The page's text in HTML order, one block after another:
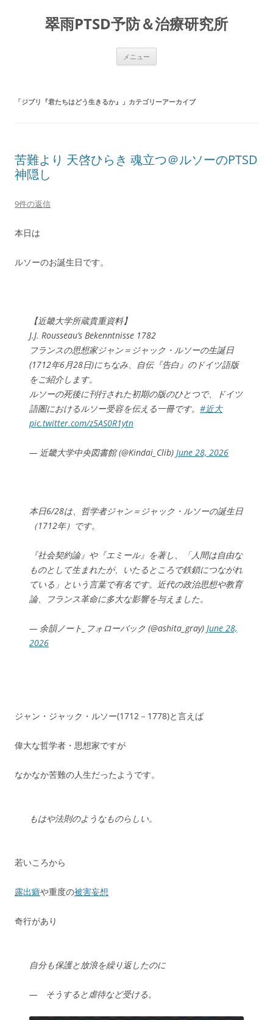
翠雨PTSD予防＆治療研究所
メニュー
「ジブリ『君たちはどう生きるか』 」カテゴリーアーカイブ
苦難より 天啓ひらき 魂立つ＠ルソーのPTSD
神隠し
9件の返信
本日は
ルソーのお誕生日です。
【近畿大学所蔵貴重資料】
J.J. Rousseau’s Bekenntnisse 1782
フランスの思想家ジャン＝ジャック・ルソーの生誕日
(1712年6月28日)にちなみ、自伝『告白』のドイツ語版
をご紹介します。
ルソーの死後に刊行された初期の版のひとつで、ドイツ
語圏におけるルソー受容を伝える一冊です。 #近大
pic.twitter.com/z5AS0R1ytn
— 近畿大学中央図書館 (@Kindai_Clib) June 28, 2026
本日6/28は、哲学者ジャン＝ジャック・ルソーの誕生日
（1712年）です。
『社会契約論』や『エミール』を著し、「人間は自由な
ものとして生まれたが、いたるところで鉄鎖につながれ
ている」という言葉で有名です。近代の政治思想や教育
論、フランス革命に多大な影響を与えました。
— 余韻ノート_フォローバック (@ashita_gray) June 28,
2026
ジャン・ジャック・ルソー(1712－1778)と言えば
偉大な哲学者・思想家ですが
なかなか苦難の人生だったようです。
もはや法則のようなものらしい。
若いころから
露出癖や重度の被害妄想
奇行があり
自分も保護と放浪を繰り返したのに
— そうすると虐待など受ける。